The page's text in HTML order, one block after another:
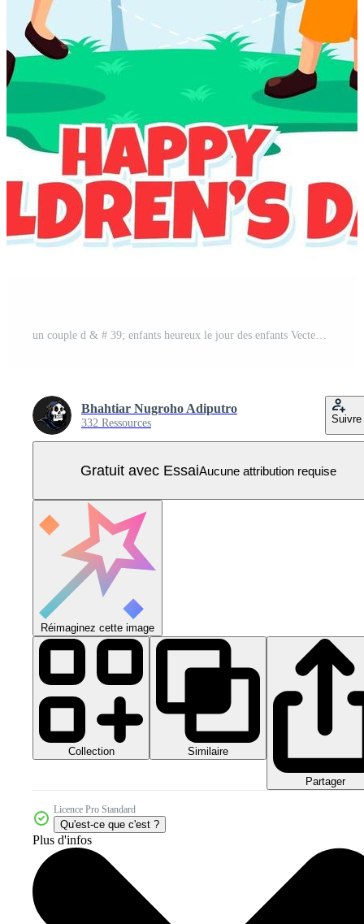
un couple d & # 39; enfants heureux le jour des enfants Vecteur Pro
Bhahtiar Nugroho Adiputro
332 Ressources Suivre
Gratuit avec EssaiAucune attribution requise
Réimaginez cette image
Collection Similaire
Partager
Licence Pro Standard
Qu'est-ce que c'est ?
Plus d'infos